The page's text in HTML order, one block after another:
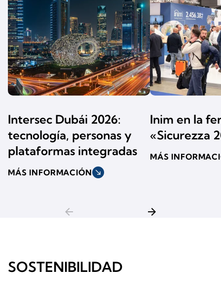
Intersec Dubái 2026:
tecnología, personas y
plataformas integradas
MÁS INFORMACIÓN south_east
Inim en la
«Sicurezza
MÁS
arrow_back arrow_forward
SOSTENIBILIDAD